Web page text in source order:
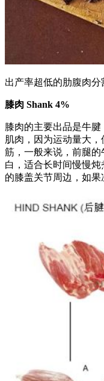
出产率超低的肋腹肉
膝肉 Shank 4%
膝肉的主要出品是牛腱
肌肉，因为运动量大
筋，一般来说，前腿
白，适合长时间慢慢炖
的膝盖关节周边，如果